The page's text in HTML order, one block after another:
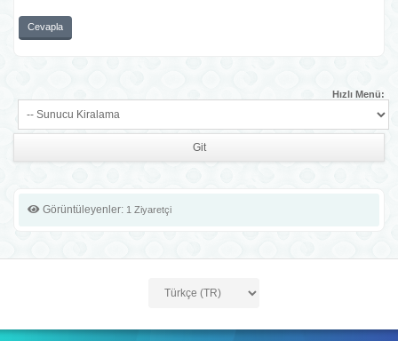
Cevapla
Hızlı Menü:
Görüntüleyenler: 1 Ziyaretçi